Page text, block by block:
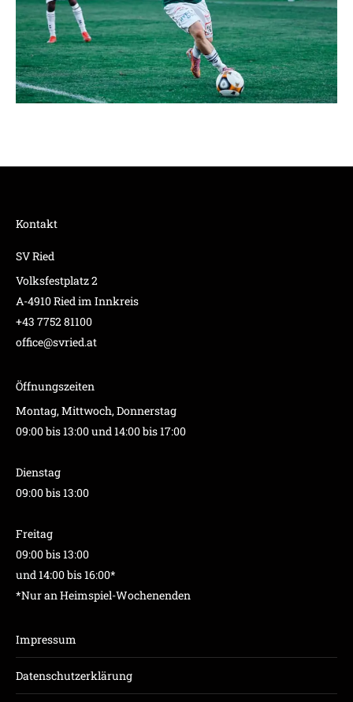
Kontakt
SV Ried
Volksfestplatz 2
A-4910 Ried im Innkreis
+43 7752 81100
office@svried.at
Öffnungszeiten
Montag, Mittwoch, Donnerstag
09:00 bis 13:00 und 14:00 bis 17:00
Dienstag
09:00 bis 13:00
Freitag
09:00 bis 13:00
und 14:00 bis 16:00*
*Nur an Heimspiel-Wochenenden
Impressum
Datenschutzerklärung